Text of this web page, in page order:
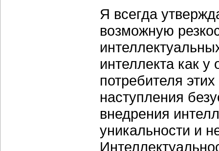
Я всегда
возможную
интеллекта как у
потребителя
наступления
внедрения
уникальности и